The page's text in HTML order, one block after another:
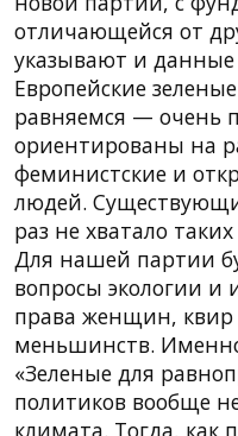
отличающейся от
указывают и данные
Европейские
равняемся — очень
ориентированы на
феминистские и
людей.
раз не хватало
Для нашей партии
вопросы экологии и
права женщин,
меньшинств.
«Зеленые для
политиков вообще
климата. Тогда, как